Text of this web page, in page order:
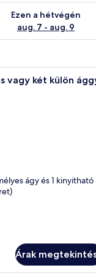
aug. 8
Ezen a hétvégén
aug. 7 - aug. 9
hétvégi
| Kilátás a szobából
szoba
vagy két külön
ágy és 1 kinyitható
Árak